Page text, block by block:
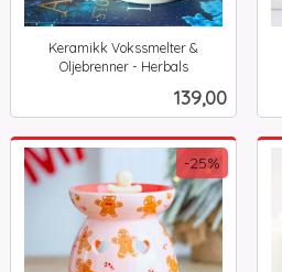
Keramikk Vokssmelter &
Oljebrenner - Herbals
Pris
139,00
-25%